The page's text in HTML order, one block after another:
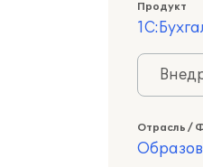
Продукт
Отрасль /